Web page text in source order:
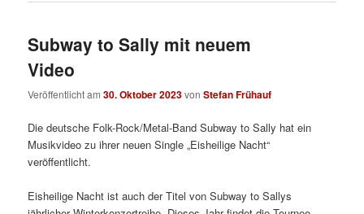
Subway to Sally mit neuem
Video
Veröffentlicht am30. Oktober 2023vonStefan Frühauf
Die deutsche Folk-Rock/Metal-Band Subway to Sally hat ein
Musikvideo zu ihrer neuen Single „Eisheilige Nacht“
veröffentlicht.
Eisheilige Nacht ist auch der Titel von Subway to Sallys